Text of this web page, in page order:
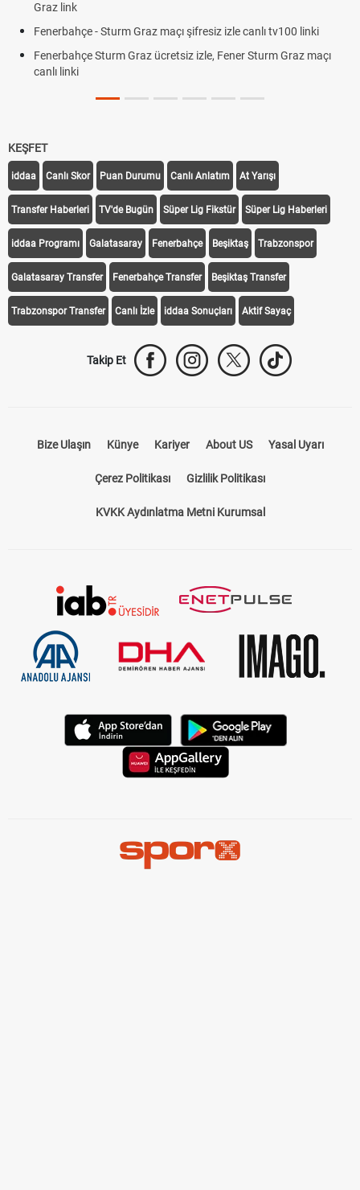
Graz link
Fenerbahçe - Sturm Graz maçı şifresiz izle canlı tv100 linki
Fenerbahçe Sturm Graz ücretsiz izle, Fener Sturm Graz maçı
canlı linki
KEŞFET
iddaa Canlı Skor Puan Durumu Canlı Anlatım At Yarışı
Transfer Haberleri TV'de Bugün Süper Lig Fikstür Süper Lig Haberleri
iddaa Programı Galatasaray Fenerbahçe Beşiktaş Trabzonspor
Galatasaray Transfer Fenerbahçe Transfer Beşiktaş Transfer
Trabzonspor Transfer Canlı İzle iddaa Sonuçları Aktif Sayaç
Takip Et
Bize Ulaşın Künye Kariyer About US Yasal Uyarı
Çerez Politikası Gizlilik Politikası
KVKK Aydınlatma Metni Kurumsal